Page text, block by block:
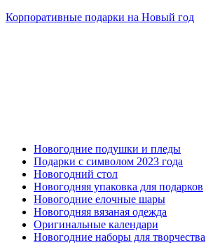
Корпоративные подарки на Новый год
Новогодние подушки и пледы
Подарки с символом 2023 года
Новогодний стол
Новогодняя упаковка для подарков
Новогодние елочные шары
Новогодняя вязаная одежда
Оригинальные календари
Новогодние наборы для творчества